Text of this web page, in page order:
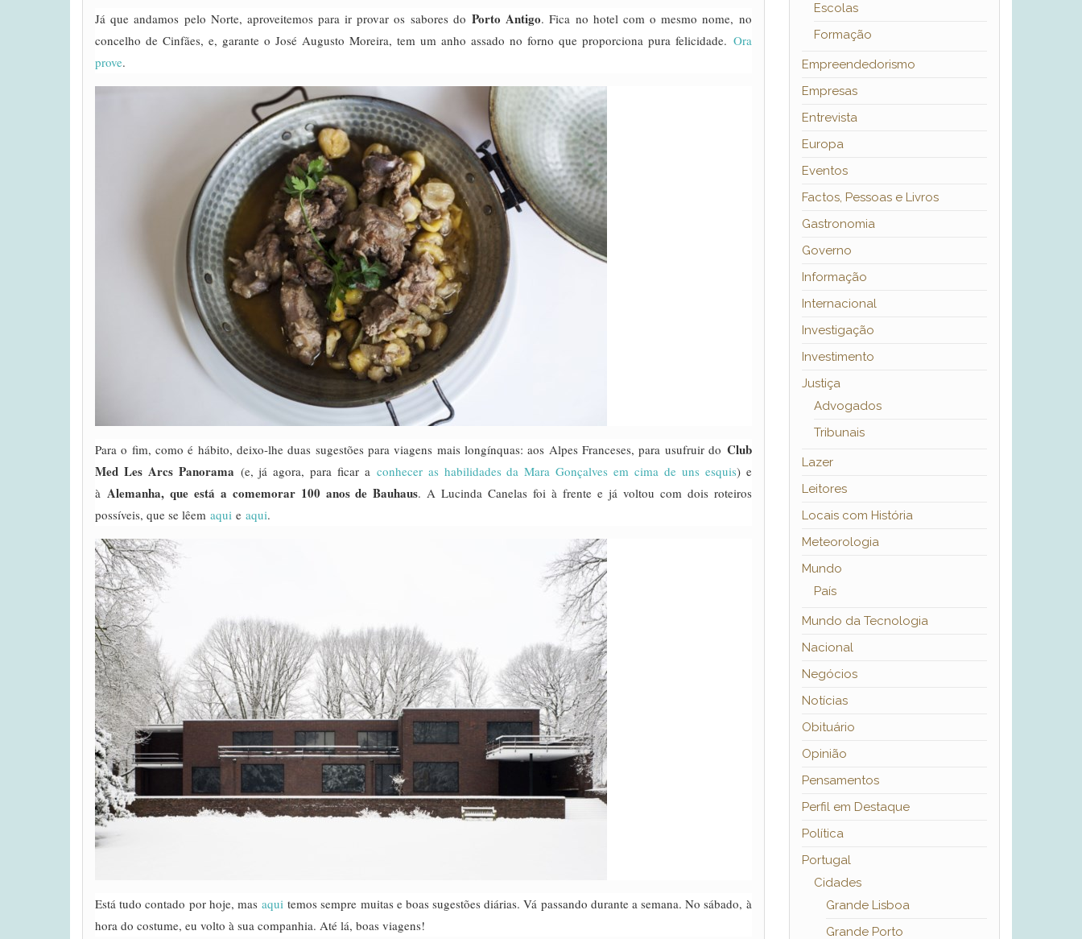
Já que andamos pelo Norte, aproveitemos para ir provar os sabores do Porto Antigo. Fica no hotel com o mesmo nome, no
concelho de Cinfães, e, garante o José Augusto Moreira, tem um anho assado no forno que proporciona pura felicidade. Ora
prove.
Para o fim, como é hábito, deixo-lhe duas sugestões para viagens mais longínquas: aos Alpes Franceses, para usufruir do Club
Med Les Arcs Panorama (e, já agora, para ficar a conhecer as habilidades da Mara Gonçalves em cima de uns esquis) e
à Alemanha, que está a comemorar 100 anos de Bauhaus. A Lucinda Canelas foi à frente e já voltou com dois roteiros
possíveis, que se lêem aqui e aqui.
Está tudo contado por hoje, mas aqui temos sempre muitas e boas sugestões diárias. Vá passando durante a semana. No sábado, à
hora do costume, eu volto à sua companhia. Até lá, boas viagens!
Escolas
Formação
Empreendedorismo
Empresas
Entrevista
Europa
Eventos
Factos, Pessoas e Livros
Gastronomia
Governo
Informação
Internacional
Investigação
Investimento
Justiça
Advogados
Tribunais
Lazer
Leitores
Locais com História
Meteorologia
Mundo
País
Mundo da Tecnologia
Nacional
Negócios
Notícias
Obituário
Opinião
Pensamentos
Perfil em Destaque
Política
Portugal
Cidades
Grande Lisboa
Grande Porto